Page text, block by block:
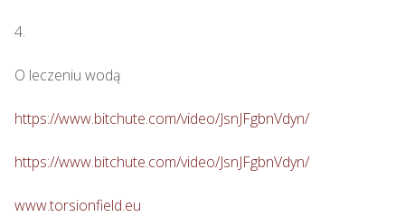
4.
O leczeniu wodą
https://www.bitchute.com/video/JsnJFgbnVdyn/
https://www.bitchute.com/video/JsnJFgbnVdyn/
www.torsionfield.eu